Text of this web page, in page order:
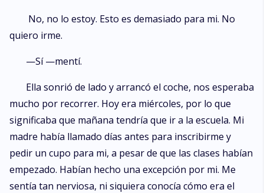
No, no lo estoy. Esto es demasiado para mi. No
quiero irme.
—Sí —mentí.
Ella sonrió de lado y arrancó el coche, nos esperaba
mucho por recorrer. Hoy era miércoles, por lo que
significaba que mañana tendría que ir a la escuela. Mi
madre había llamado días antes para inscribirme y
pedir un cupo para mi, a pesar de que las clases habían
empezado. Habían hecho una excepción por mi. Me
sentía tan nerviosa, ni siquiera conocía cómo era el